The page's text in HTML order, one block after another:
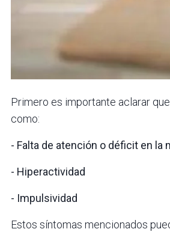
Primero es importante aclarar
como:
- Falta de atención o déficit en la
- Hiperactividad
- Impulsividad
Estos síntomas mencionados